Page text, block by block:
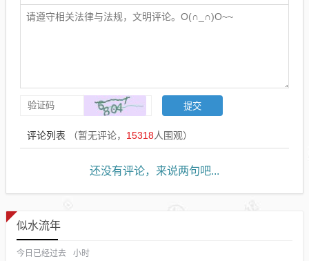
评论列表 （暂无评论， 15318人围观）
还没有评论，来说两句吧...
似水流年
今日已经过去 小时